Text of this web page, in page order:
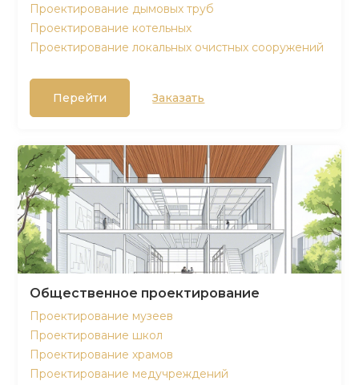
Проектирование дымовых труб
Проектирование котельных
Проектирование локальных очистных сооружений
Перейти Заказать
Общественное проектирование
Проектирование музеев
Проектирование школ
Проектирование храмов
Проектирование медучреждений